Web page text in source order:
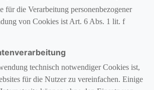
für die Verarbeitung personenbezogener
von Cookies ist Art. 6 Abs. 1 lit. f
technisch notwendiger Cookies ist,
für die Nutzer zu vereinfachen. Einige